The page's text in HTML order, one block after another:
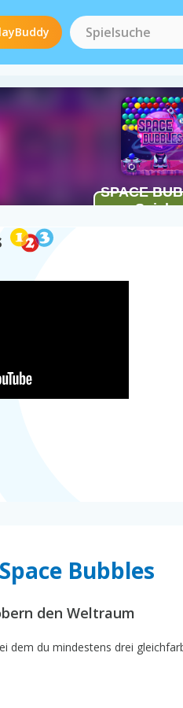
Bubbles
den Weltraum
dem du mindestens drei